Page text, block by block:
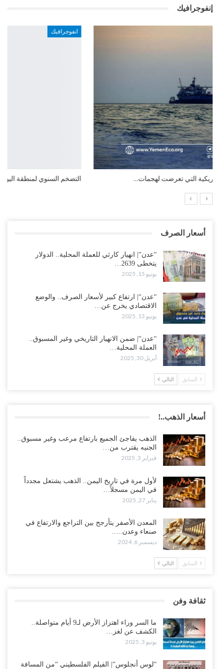
إنفوجرافيك
التضخم السنوي لمنطقة اليورو.. “إنفوجرافيك“..!
أسعار الصرف
“عدن“| انهيار كارثي للعملة المحلية.. الدولار
يتخطى 2639…
يونيو 15, 2025
“عدن“| ارتفاع كبير لأسعار الصرف.. والوضع
الاقتصادي يخرج عن…
يونيو 13, 2025
“عدن“| ضمن الانهيار التاريخي وغير المسبوق..
العملة المحلية…
أبريل 30, 2025
السابق التالي
أسعار الذهب..!
الذهب يفاجئ الجميع بارتفاع مرعب وغير مسبوق..
الجنيه يقترب من…
فبراير 3, 2025
لأول مرة في تاريخ اليمن.. الذهب يشتعل مجدداً
في اليمن مسجلاً…
يناير 27, 2025
المعدن الأصفر يتأرجح بين التراجع والارتفاع في
صنعاء وعدن..…
ديسمبر 6, 2024
السابق التالي
ثقافة وفن
ما السر وراء اهتزاز الأرض لـ9 أيام متواصلة..
الكشف عن لغز…
يونيو 3, 2025
“لوس أنجلوس“| الفيلم الفلسطيني “من المسافة